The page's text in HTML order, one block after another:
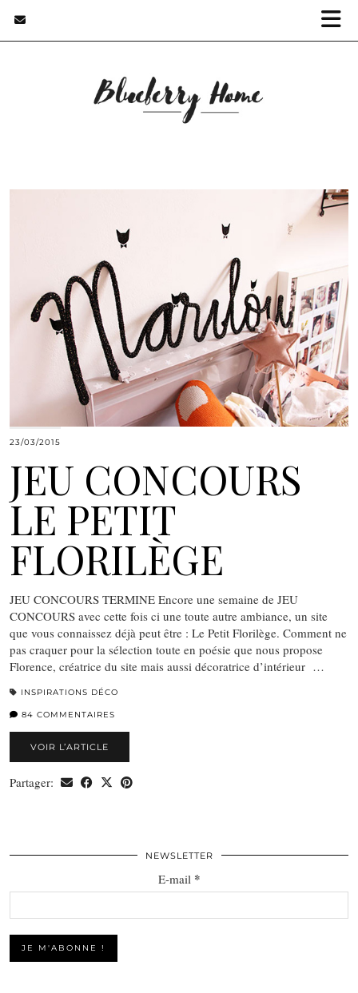
23/03/2015
JEU CONCOURS
LE PETIT
FLORILÈGE
JEU CONCOURS TERMINE Encore une semaine de JEU
CONCOURS avec cette fois ci une toute autre ambiance, un site
que vous connaissez déjà peut être : Le Petit Florilège. Comment ne
pas craquer pour la sélection toute en poésie que nous propose
Florence, créatrice du site mais aussi décoratrice d’intérieur …
INSPIRATIONS DÉCO
84 COMMENTAIRES
VOIR L’ARTICLE
Partager:
NEWSLETTER
E-mail *